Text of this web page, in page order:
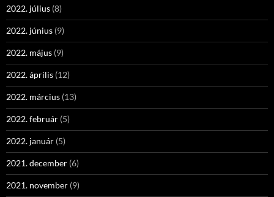
2022. július (8)
2022. június (9)
2022. május (9)
2022. április (12)
2022. március (13)
2022. február (5)
2022. január (5)
2021. december (6)
2021. november (9)